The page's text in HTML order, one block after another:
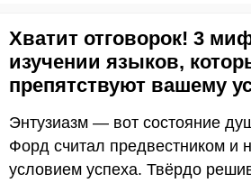
Хватит отговорок! 3
изучении языков,
препятствуют вашему
Энтузиазм — вот состояние
Форд считал предвестником и
условием успеха. Твёрдо